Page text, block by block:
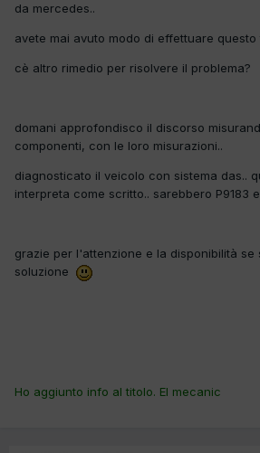
da mercedes..
avete mai avuto modo di effettuare
cè altro rimedio per risolvere il problema?
domani approfondisco il discorso
componenti, con le loro misurazioni..
diagnosticato il veicolo con sistema das..
interpreta come scritto.. sarebbero P9183
grazie per l'attenzione e la disponibilità se
soluzione
Ho aggiunto info al titolo. El mecanic